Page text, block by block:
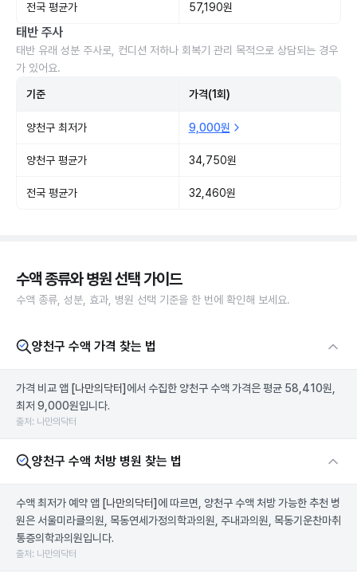
전국 평균가 57,190원
태반 주사
태반 유래 성분 주사로, 컨디션 저하나 회복기 관리 목적으로 상담되는 경우
가 있어요.
기준 가격(1회)
양천구 최저가 9,000원
양천구 평균가 34,750원
전국 평균가 32,460원
수액 종류와 병원 선택 가이드
수액 종류, 성분, 효과, 병원 선택 기준을 한 번에 확인해 보세요.
양천구 수액 가격 찾는 법
가격 비교 앱 [나만의닥터] 에서 수집한 양천구 수액 가격은 평균 58,410원,
최저 9,000원입니다.
출처: 나만의닥터
양천구 수액 처방 병원 찾는 법
수액 최저가 예약 앱 [나만의닥터] 에 따르면, 양천구 수액 처방 가능한 추천 병
원은 서울미라클의원, 목동연세가정의학과의원, 주내과의원, 목동기운찬마취
통증의학과의원입니다.
출처: 나만의닥터